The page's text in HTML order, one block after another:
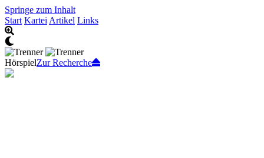
Springe zum Inhalt
Start Kartei Artikel Links
HörspielZur Recherche